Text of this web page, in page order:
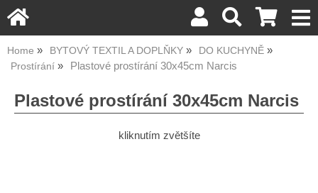
Home BYTOVÝ TEXTIL A DOPLŇKY
DO KUCHYNĚ
Prostírání
Plastové prostírání 30x45cm Narcis
Plastové prostírání 30x45cm Narcis
kliknutím zvětšíte